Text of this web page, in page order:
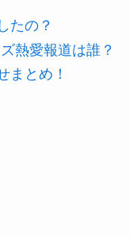
たの？
熱愛報道は誰？
まとめ！